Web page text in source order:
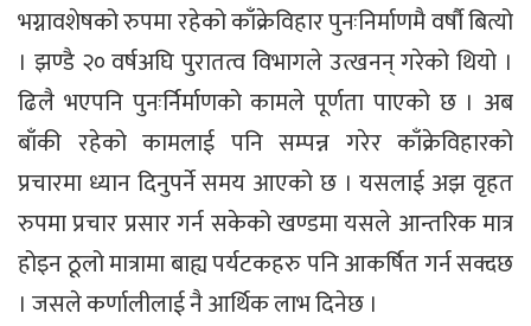
भग्नावशेषको रुपमा रहेको काँक्रेविहार पुनःनिर्माणमै वर्षौ बित्यो
। झण्डै २० वर्षअघि पुरातत्व विभागले उत्खनन् गरेको थियो ।
ढिलै भएपनि पुनःर्निर्माणको कामले पूर्णता पाएको छ । अब
बाँकी रहेको कामलाई पनि सम्पन्न गरेर काँक्रेविहारको
प्रचारमा ध्यान दिनुपर्ने समय आएको छ । यसलाई अझ वृहत
रुपमा प्रचार प्रसार गर्न सकेको खण्डमा यसले आन्तरिक मात्र
होइन ठूलो मात्रामा बाह्य पर्यटकहरु पनि आकर्षित गर्न सक्दछ
। जसले कर्णालीलाई नै आर्थिक लाभ दिनेछ ।